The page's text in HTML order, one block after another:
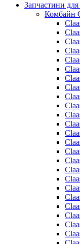
Запчастини для
Комбайн